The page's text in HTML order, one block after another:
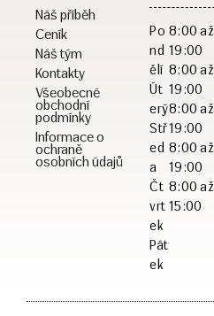
Náš příběh
Ceník
Náš tým
Kontakty
Všeobecné
obchodní
podmínky
Informace o
ochraně
osobních údajů
Po
nd
ělí
Út
erý
Stř
ed
a
Čt
vrt
ek
Pát
ek
8:00 až
19:00
8:00 až
19:00
8:00 až
19:00
8:00 až
19:00
8:00 až
15:00